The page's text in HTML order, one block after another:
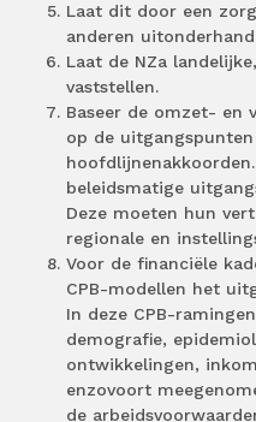
Laat dit door een
anderen
Laat de NZa
vaststellen.
Baseer de omzet- en
op de
beleidsmatige
Deze moeten hun
regionale en
Voor de financiële
CPB-modellen het
In deze CPB-
demografie,
ontwikkelingen,
enzovoort
de